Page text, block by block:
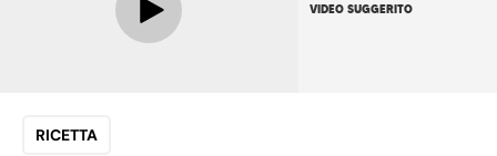
VIDEO SUGGERITO
RICETTA